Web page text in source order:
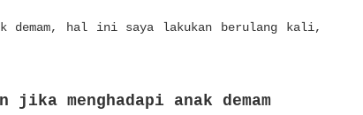
demam, hal ini saya lakukan berulang kali,
menghadapi anak demam